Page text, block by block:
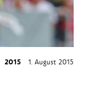
2015 1. August 2015